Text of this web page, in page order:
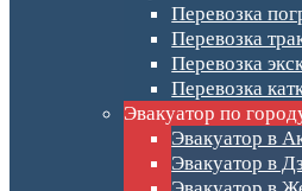
Перевозка
Перевозка
Перевозка
Перевозка
Эвакуатор по
Эвакуатор в
Эвакуатор в